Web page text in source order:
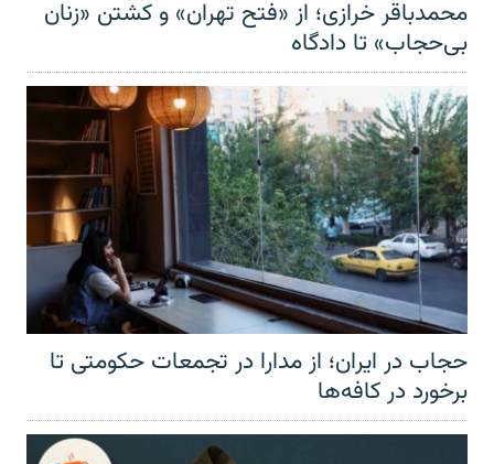
محمدباقر خرازی؛ از «فتح تهران» و کشتن «زنان
بی‌حجاب» تا دادگاه
حجاب در ایران؛ از مدارا در تجمعات حکومتی تا
برخورد در کافه‌ها